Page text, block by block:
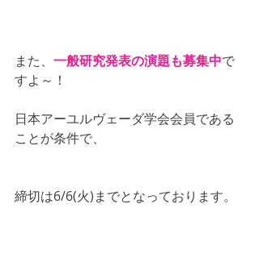
また、 一般研究発表の演題も募集中で
すよ～！
日本アーユルヴェーダ学会会員である
ことが条件で、
締切は6/6(火)までとなっております。